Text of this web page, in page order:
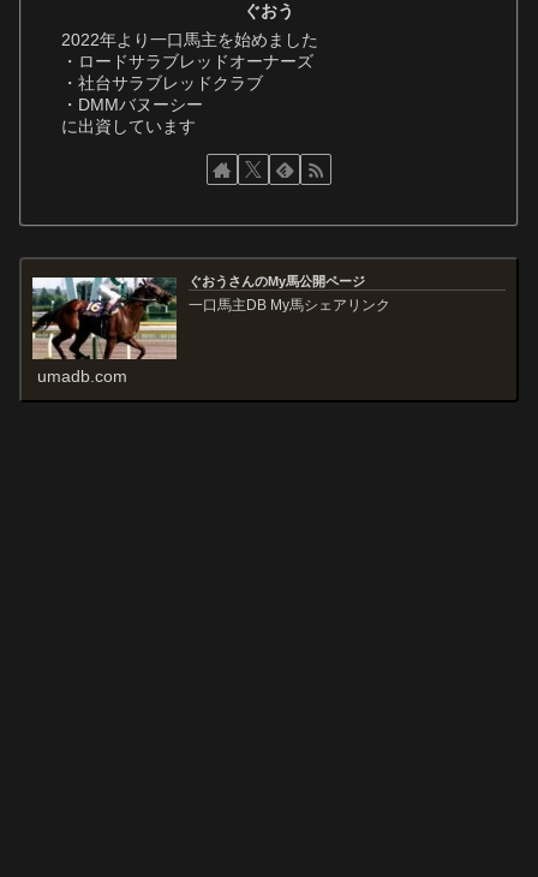
ぐおう
2022年より一口馬主を始めました
・ロードサラブレッドオーナーズ
・社台サラブレッドクラブ
・DMMバヌーシー
に出資しています
ぐおうさんのMy馬公開ページ
一口馬主DB My馬シェアリンク
umadb.com